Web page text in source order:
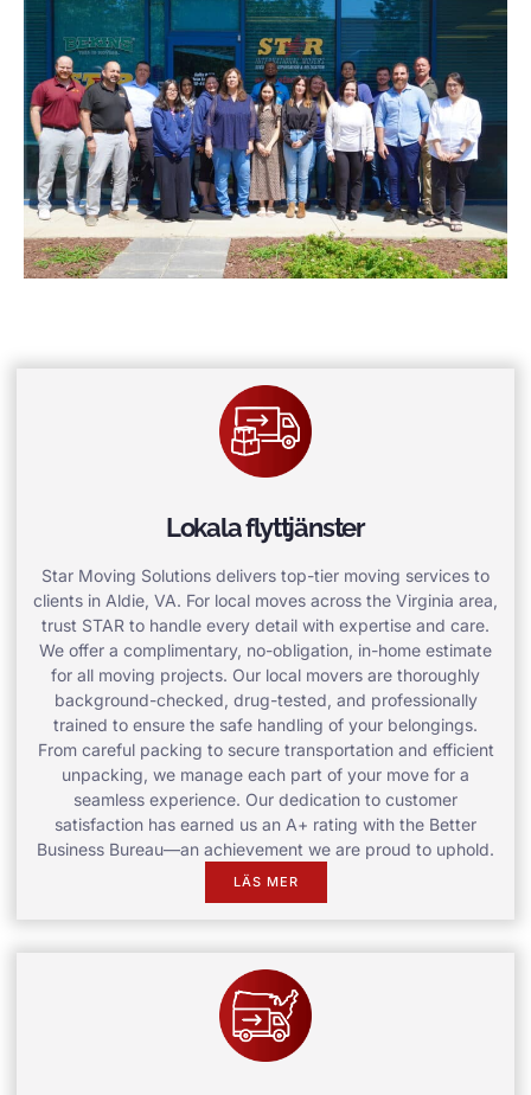
Lokala flyttjänster
Star Moving Solutions delivers top-tier moving services to
clients in Aldie, VA. For local moves across the Virginia area,
trust STAR to handle every detail with expertise and care.
We offer a complimentary, no-obligation, in-home estimate
for all moving projects. Our local movers are thoroughly
background-checked, drug-tested, and professionally
trained to ensure the safe handling of your belongings.
From careful packing to secure transportation and efficient
unpacking, we manage each part of your move for a
seamless experience. Our dedication to customer
satisfaction has earned us an A+ rating with the Better
Business Bureau—an achievement we are proud to uphold.
LÄS MER